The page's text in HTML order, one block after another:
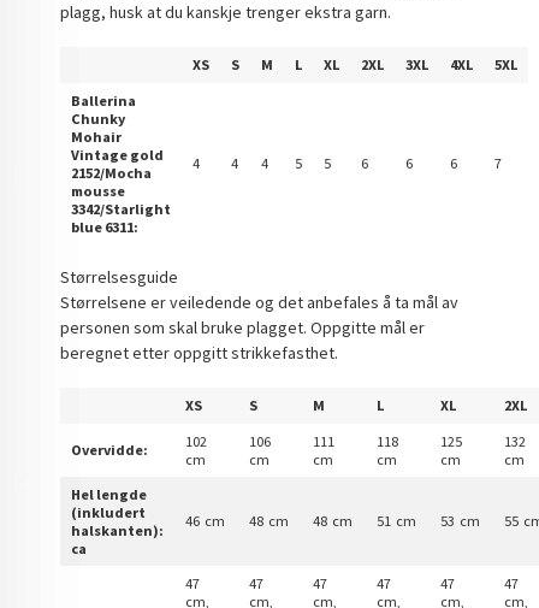
plagg, husk at du kanskje trenger ekstra garn.
XS S M L XL 2XL 3XL 4XL
5XL
Ballerina
Chunky
Mohair
Vintage gold
2152/Mocha
mousse
3342/Starlight
blue 6311:
4 4 4 5 5 6 6 6 7
Størrelsesguide
Størrelsene er veiledende og det anbefales å ta mål av
personen som skal bruke plagget. Oppgitte mål er
beregnet etter oppgitt strikkefasthet.
XS S M L XL 2XL
Overvidde:
102
cm
106
cm
111
cm
118
cm
125
cm
132
cm
Hel lengde
(inkludert
halskanten):
ca
46 cm 48 cm 48 cm 51 cm 53 cm 55
47
cm,
47
cm,
47
cm,
47
cm,
47
cm,
47
cm,